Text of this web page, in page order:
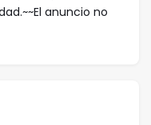
anuncio no